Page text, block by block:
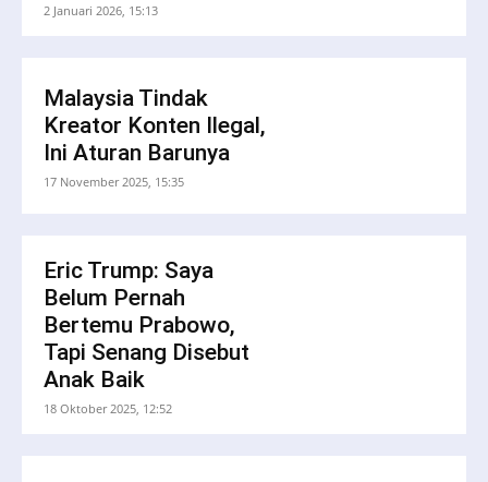
2 Januari 2026, 15:13
Malaysia Tindak
Kreator Konten Ilegal,
Ini Aturan Barunya
17 November 2025, 15:35
Eric Trump: Saya
Belum Pernah
Bertemu Prabowo,
Tapi Senang Disebut
Anak Baik
18 Oktober 2025, 12:52